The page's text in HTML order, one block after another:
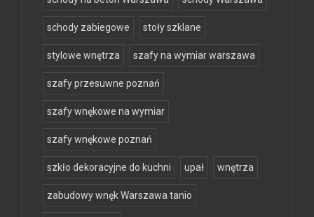
schody zabiegowe stoły szklane
stylowe wnętrza szafy na wymiar warszawa
szafy przesuwne poznań
szafy wnękowe na wymiar
szafy wnękowe poznań
szkło dekoracyjne do kuchni upał wnętrza
zabudowy wnęk Warszawa tanio